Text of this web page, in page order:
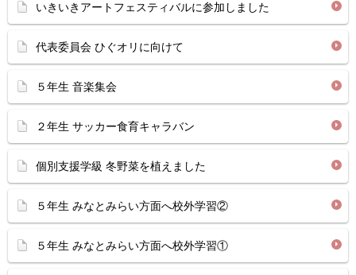
いきいきアートフェスティバルに参加しました
代表委員会 ひぐオリに向けて
５年生 音楽集会
２年生 サッカー食育キャラバン
個別支援学級 冬野菜を植えました
５年生 みなとみらい方面へ校外学習②
５年生 みなとみらい方面へ校外学習①